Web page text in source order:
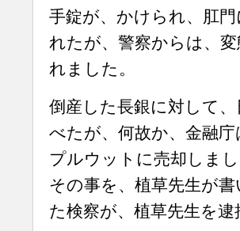
手錠が、かけられ、肛
れたが、警察からは、
れました。
倒産した長銀に対して
べたが、何故か、金融
プルウットに売却しまし
その事を、植草先生が
た検察が、植草先生を逮